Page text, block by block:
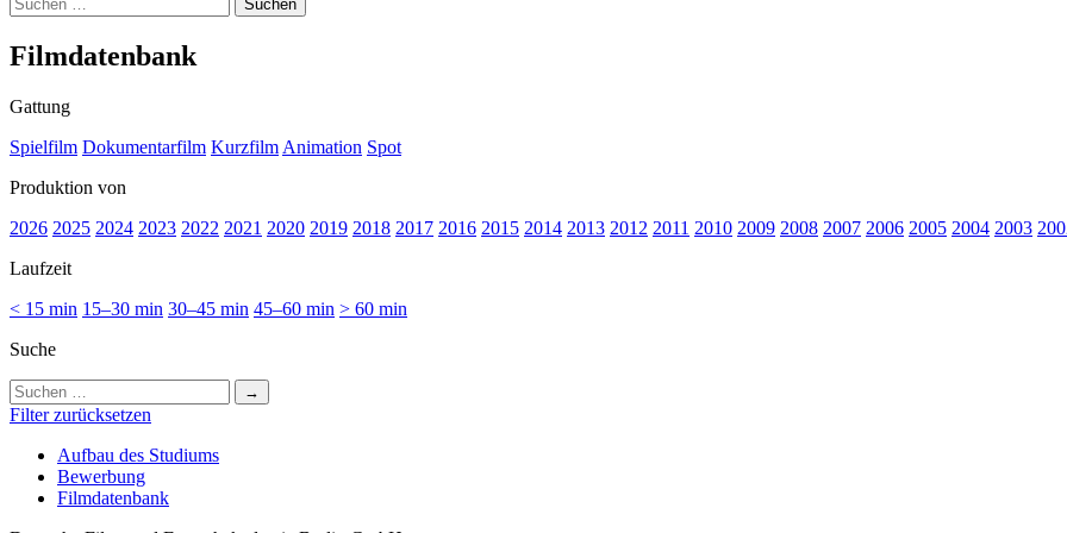
nach:
Film­da­ten­bank
Gattung
Spielfilm Dokumentarfilm Kurzfilm Animation Spot
Produktion von
2026 2025 2024 2023 2022 2021 2020 2019 2018 2017 2016 2015 2014 2013 2012 2011 2010 2009 2008 2007 2006 2005 2004 2003
Laufzeit
< 15 min 15–30 min 30–45 min 45–60 min > 60 min
Suche
Suchen
nach:
Filter zurücksetzen
Auf­bau des Stu­di­ums
Bewer­bung
Film­da­ten­bank